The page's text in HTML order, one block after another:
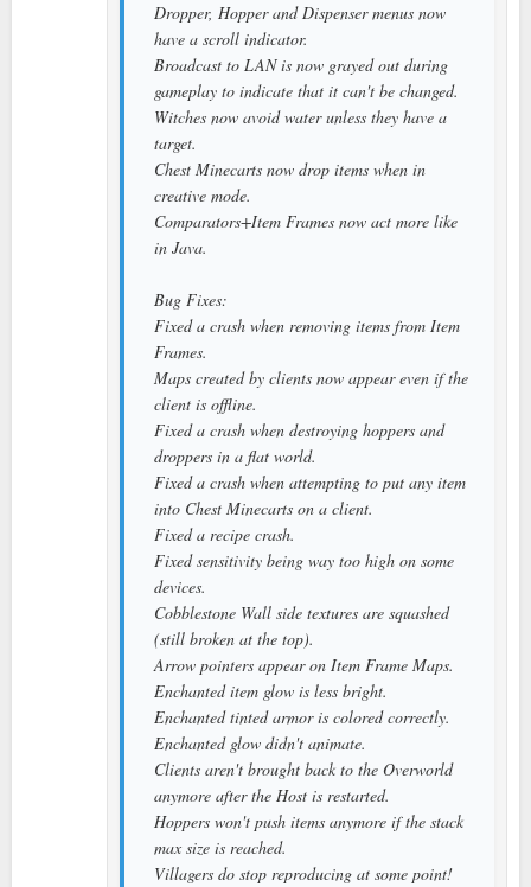
Dropper, Hopper and Dispenser menus now
have a scroll indicator.
Broadcast to LAN is now grayed out during
gameplay to indicate that it can't be changed.
Witches now avoid water unless they have a
target.
Chest Minecarts now drop items when in
creative mode.
Comparators+Item Frames now act more like
in Java.
Bug Fixes:
Fixed a crash when removing items from Item
Frames.
Maps created by clients now appear even if the
client is offline.
Fixed a crash when destroying hoppers and
droppers in a flat world.
Fixed a crash when attempting to put any item
into Chest Minecarts on a client.
Fixed a recipe crash.
Fixed sensitivity being way too high on some
devices.
Cobblestone Wall side textures are squashed
(still broken at the top).
Arrow pointers appear on Item Frame Maps.
Enchanted item glow is less bright.
Enchanted tinted armor is colored correctly.
Enchanted glow didn't animate.
Clients aren't brought back to the Overworld
anymore after the Host is restarted.
Hoppers won't push items anymore if the stack
max size is reached.
Villagers do stop reproducing at some point!